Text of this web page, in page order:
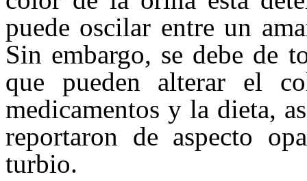
puede oscilar entre un
Sin embargo, se debe de
que pueden alterar el
medicamentos y la dieta,
reportaron de aspecto
turbio.